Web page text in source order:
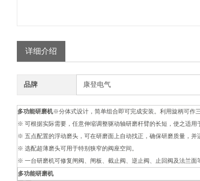
详细介绍
品牌 康登电气
多功能研磨机※分体式设计，简单组合即可完成安装。利用旋柄可作
※ 可根据实际需要，任意伸缩调整驱动轴研磨杆臂的长短，使之适用
※ 五点配置的浮动磨头，可在研磨面上自动找正，确保研磨质量，并
※ 选配超薄磨头可用于特别狭窄的阀座空间。
※ 一台研磨机可修复闸阀、闸板、截止阀、逆止阀、止回阀及法兰面
多功能研磨机